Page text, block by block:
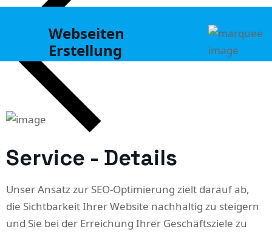
Webseiten
Erstellung
Google Ads
Werbung
Werbung
Service - Details
Unser Ansatz zur SEO-Optimierung zielt darauf ab,
die Sichtbarkeit Ihrer Website nachhaltig zu steigern
und Sie bei der Erreichung Ihrer Geschäftsziele zu